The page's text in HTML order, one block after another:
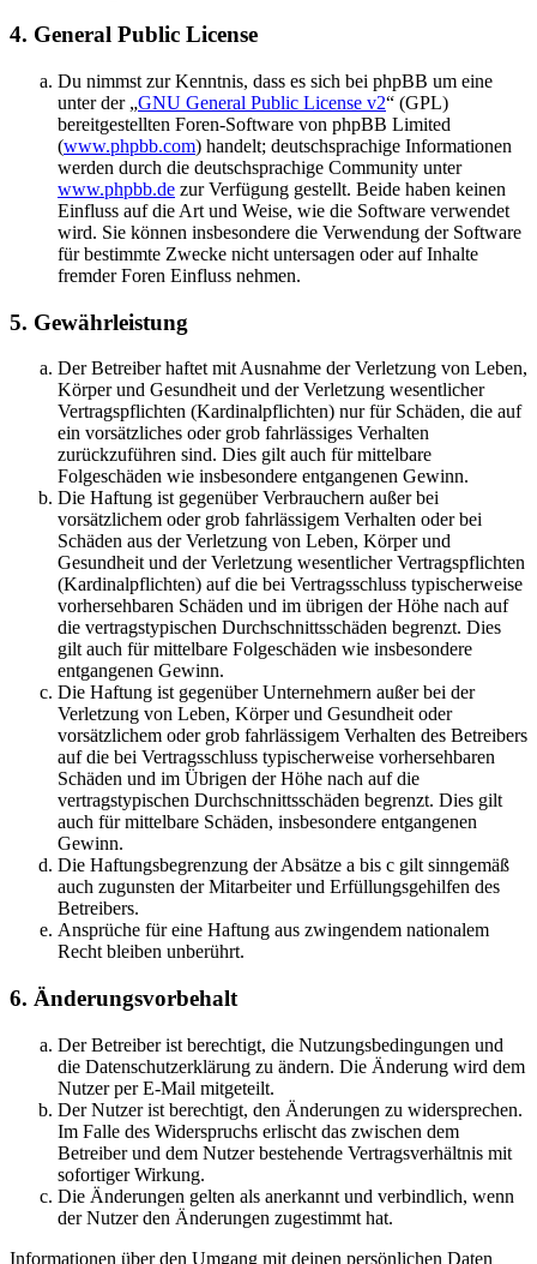
4. General Public License
Du nimmst zur Kenntnis, dass es sich bei phpBB um eine
unter der „GNU General Public License v2“ (GPL)
bereitgestellten Foren-Software von phpBB Limited
(www.phpbb.com) handelt; deutschsprachige Informationen
werden durch die deutschsprachige Community unter
www.phpbb.de zur Verfügung gestellt. Beide haben keinen
Einfluss auf die Art und Weise, wie die Software verwendet
wird. Sie können insbesondere die Verwendung der Software
für bestimmte Zwecke nicht untersagen oder auf Inhalte
fremder Foren Einfluss nehmen.
5. Gewährleistung
Der Betreiber haftet mit Ausnahme der Verletzung von Leben,
Körper und Gesundheit und der Verletzung wesentlicher
Vertragspflichten (Kardinalpflichten) nur für Schäden, die auf
ein vorsätzliches oder grob fahrlässiges Verhalten
zurückzuführen sind. Dies gilt auch für mittelbare
Folgeschäden wie insbesondere entgangenen Gewinn.
Die Haftung ist gegenüber Verbrauchern außer bei
vorsätzlichem oder grob fahrlässigem Verhalten oder bei
Schäden aus der Verletzung von Leben, Körper und
Gesundheit und der Verletzung wesentlicher Vertragspflichten
(Kardinalpflichten) auf die bei Vertragsschluss typischerweise
vorhersehbaren Schäden und im übrigen der Höhe nach auf
die vertragstypischen Durchschnittsschäden begrenzt. Dies
gilt auch für mittelbare Folgeschäden wie insbesondere
entgangenen Gewinn.
Die Haftung ist gegenüber Unternehmern außer bei der
Verletzung von Leben, Körper und Gesundheit oder
vorsätzlichem oder grob fahrlässigem Verhalten des Betreibers
auf die bei Vertragsschluss typischerweise vorhersehbaren
Schäden und im Übrigen der Höhe nach auf die
vertragstypischen Durchschnittsschäden begrenzt. Dies gilt
auch für mittelbare Schäden, insbesondere entgangenen
Gewinn.
Die Haftungsbegrenzung der Absätze a bis c gilt sinngemäß
auch zugunsten der Mitarbeiter und Erfüllungsgehilfen des
Betreibers.
Ansprüche für eine Haftung aus zwingendem nationalem
Recht bleiben unberührt.
6. Änderungsvorbehalt
Der Betreiber ist berechtigt, die Nutzungsbedingungen und
die Datenschutzerklärung zu ändern. Die Änderung wird dem
Nutzer per E-Mail mitgeteilt.
Der Nutzer ist berechtigt, den Änderungen zu widersprechen.
Im Falle des Widerspruchs erlischt das zwischen dem
Betreiber und dem Nutzer bestehende Vertragsverhältnis mit
sofortiger Wirkung.
Die Änderungen gelten als anerkannt und verbindlich, wenn
der Nutzer den Änderungen zugestimmt hat.
Informationen über den Umgang mit deinen persönlichen Daten